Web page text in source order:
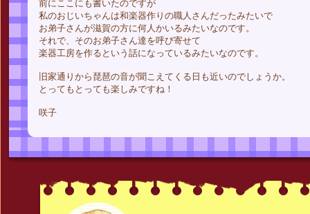
前にここにも書いたのですが
私のおじいちゃんは和楽器作りの職人さんだったみたいで
お弟子さんが滋賀の方に何人かいるみたいなのです。
それで、そのお弟子さん達を呼び寄せて
楽器工房を作るという話になっているみたいなのです。
旧家通りから琵琶の音が聞こえてくる日も近いのでしょうか。
とってもとっても楽しみですね！
咲子